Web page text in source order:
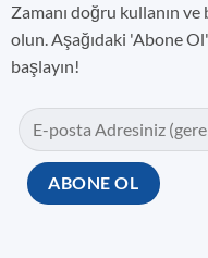
Zamanı doğru kullanın ve
olun. Aşağıdaki 'Abone
başlayın!